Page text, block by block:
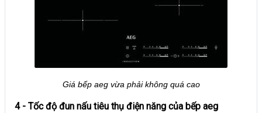
Giá bếp aeg vừa phải không quá cao
4 - Tốc độ đun nấu tiêu thụ điện năng của bếp aeg